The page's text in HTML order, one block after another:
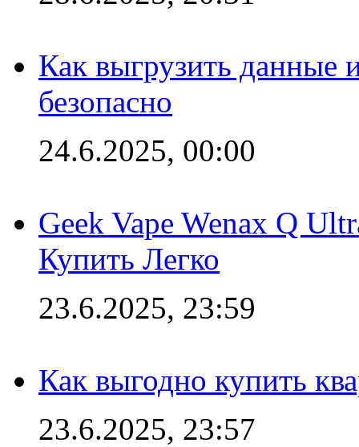
Как выгрузить данные
безопасно
24.6.2025, 00:00
Geek Vape Wenax Q
Купить Легко
23.6.2025, 23:59
Как выгодно купить
23.6.2025, 23:57